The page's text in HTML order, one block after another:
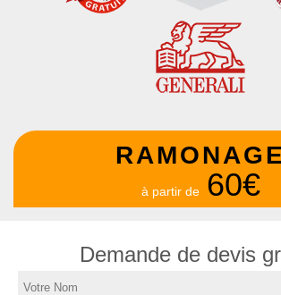
RAMONAGE
à partir de 60€
Demande de devis